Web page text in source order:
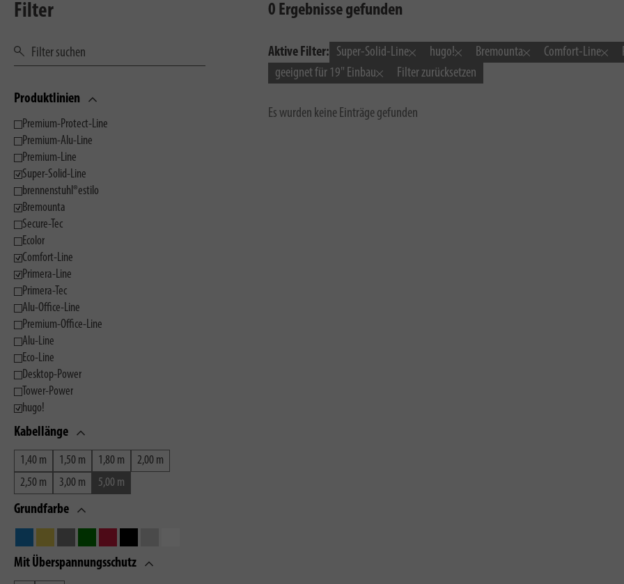
Filter
Produktlinien
Premium-Protect-Line
Premium-Alu-Line
Premium-Line
Super-Solid-Line
brennenstuhl®estilo
Bremounta
Secure-Tec
Ecolor
Comfort-Line
Primera-Line
Primera-Tec
Alu-Office-Line
Premium-Office-Line
Alu-Line
Eco-Line
Desktop-Power
Tower-Power
hugo!
Kabellänge
1,40 m 1,50 m 1,80 m
2,00 m
2,50 m
3,00 m 5,00 m
Grundfarbe
Mit Überspannungsschutz
0 Ergebnisse gefunden
Aktive Filter: Super-Solid-Line hugo! Bremounta Comfort-Line
geeignet für 19" Einbau
Filter zurücksetzen
Es wurden keine Einträge gefunden